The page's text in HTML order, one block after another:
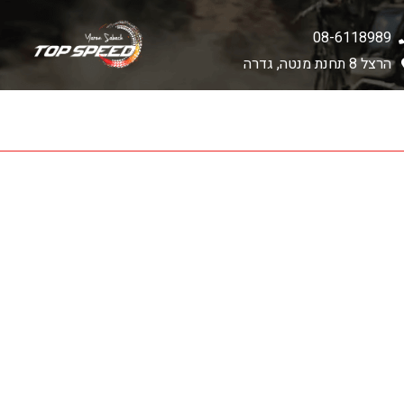
08-6118989
הרצל 8 תחנת מנטה, גדרה